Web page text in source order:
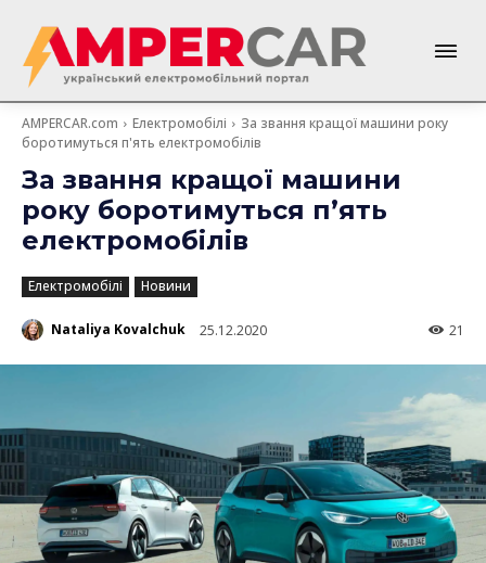
AMPERCAR.com Електромобілі
За звання кращої машини року
боротимуться п'ять електромобілів
За звання кращої машини
року боротимуться п’ять
електромобілів
Електромобілі Новини
Nataliya Kovalchuk 25.12.2020 21